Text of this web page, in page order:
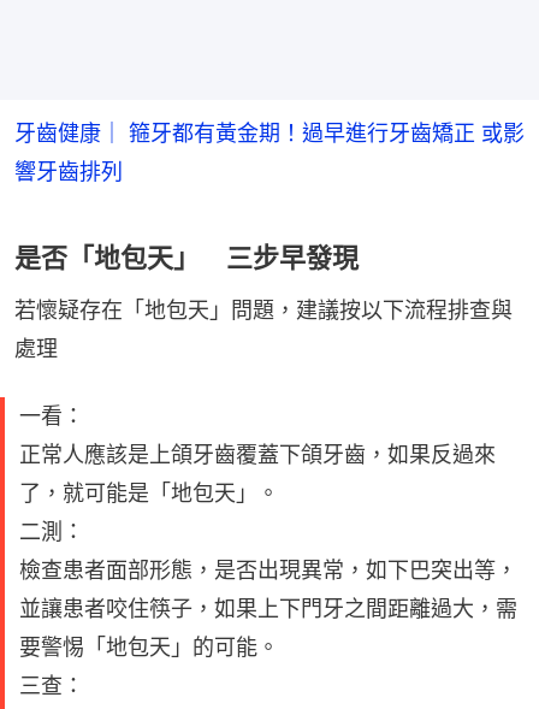
牙齒健康｜ 箍牙都有黃金期！過早進行牙齒矯正 或影
響牙齒排列
是否「地包天」 三步早發現
若懷疑存在「地包天」問題，建議按以下流程排查與
處理
一看：
正常人應該是上頜牙齒覆蓋下頜牙齒，如果反過來
了，就可能是「地包天」。
二測：
檢查患者面部形態，是否出現異常，如下巴突出等，
並讓患者咬住筷子，如果上下門牙之間距離過大，需
要警惕「地包天」的可能。
三查：